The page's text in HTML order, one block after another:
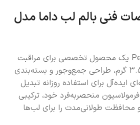
فنی بالم لب داما مدل
بالم لب داما مدل Peach یک محصول تخصصی برای مراقبت
از لب است که با وزن ۳.۵ گرم، طراحی جمع‌وجور و بسته‌بندی
ایده‌آل برای استفاده روزانه تبدیل
منحصربه‌فرد خود، ترکیبی
محافظت طولانی‌مدت را برای لب‌ها